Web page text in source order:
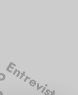
Entrevista